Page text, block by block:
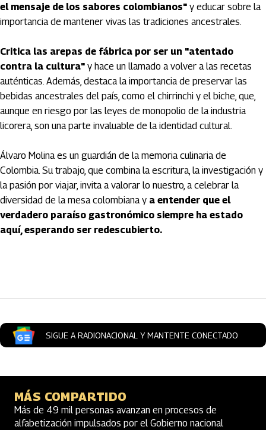
el mensaje de los sabores colombianos" y educar sobre la
importancia de mantener vivas las tradiciones ancestrales.
Critica las arepas de fábrica por ser un "atentado
contra la cultura" y hace un llamado a volver a las recetas
auténticas. Además, destaca la importancia de preservar las
bebidas ancestrales del país, como el chirrinchi y el biche, que,
aunque en riesgo por las leyes de monopolio de la industria
licorera, son una parte invaluable de la identidad cultural.
Álvaro Molina es un guardián de la memoria culinaria de
Colombia. Su trabajo, que combina la escritura, la investigación y
la pasión por viajar, invita a valorar lo nuestro, a celebrar la
diversidad de la mesa colombiana y a entender que el
verdadero paraíso gastronómico siempre ha estado
aquí, esperando ser redescubierto.
SIGUE A RADIONACIONAL Y MANTENTE CONECTADO
MÁS COMPARTIDO
Más de 49 mil personas avanzan en procesos de
alfabetización impulsados por el Gobierno nacional